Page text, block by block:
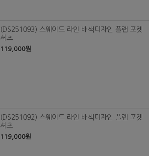
(DS251093) 스웨이드 라인 배색디자인 플랩 포켓
셔츠
119,000원
(DS251092) 스웨이드 라인 배색디자인 플랩 포켓
셔츠
119,000원